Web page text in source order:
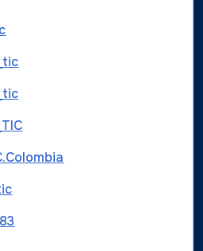
Logo Instagram
Logo Threads
Logo Tiktok
Logo Twitter
Logo Youtube